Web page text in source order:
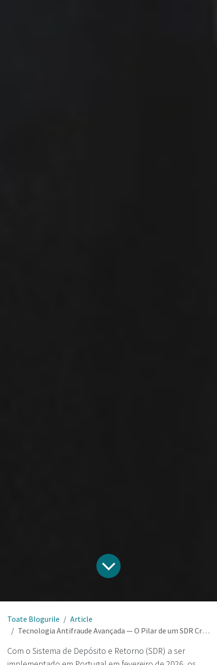
Toate Blogurile
Article
Tecnologia Antifraude Avançada — O Pilar de um SDR Credível em Portugal
Com o Sistema de Depósito e Retorno (SDR) a ser